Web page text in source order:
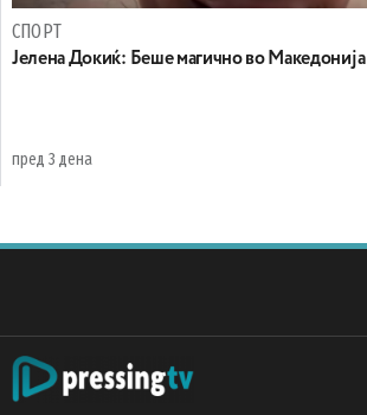
СПОРТ
Јелена Докиќ: Беше магично во Македонија
пред 3 дена